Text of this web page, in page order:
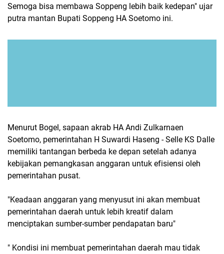
Semoga bisa membawa Soppeng lebih baik kedepan" ujar
putra mantan Bupati Soppeng HA Soetomo ini.
Menurut Bogel, sapaan akrab HA Andi Zulkarnaen
Soetomo, pemerintahan H Suwardi Haseng - Selle KS Dalle
memiliki tantangan berbeda ke depan setelah adanya
kebijakan pemangkasan anggaran untuk efisiensi oleh
pemerintahan pusat.
"Keadaan anggaran yang menyusut ini akan membuat
pemerintahan daerah untuk lebih kreatif dalam
menciptakan sumber-sumber pendapatan baru"
" Kondisi ini membuat pemerintahan daerah mau tidak